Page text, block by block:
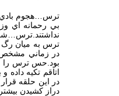
ترس…هجوم بادي
بي رحمانه اي
ترس به ميان رگ
در زماني مشخص
بود.حس ترس را
اتاقم تكيه
در اين حلقه
دراز كشيدن